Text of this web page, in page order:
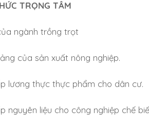
TRỌNG TÂM
ngành trồng trọt
của sản xuất nông nghiệp.
lương thực thực phẩm cho dân cư.
nguyên liệu cho công nghiệp chế